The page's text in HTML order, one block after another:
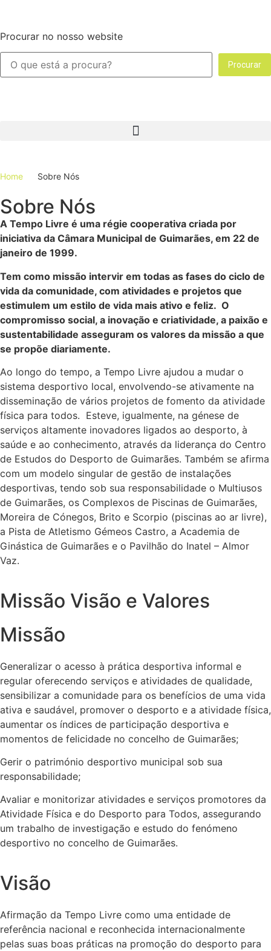
Procurar no nosso website
Procurar
Home Sobre Nós
Sobre Nós
A Tempo Livre é uma régie cooperativa criada por
iniciativa da Câmara Municipal de Guimarães, em 22 de
janeiro de 1999.
Tem como missão intervir em todas as fases do ciclo de
vida da comunidade, com atividades e projetos que
estimulem um estilo de vida mais ativo e feliz. O
compromisso social, a inovação e criatividade, a paixão e
sustentabilidade asseguram os valores da missão a que
se propõe diariamente.
Ao longo do tempo, a Tempo Livre ajudou a mudar o
sistema desportivo local, envolvendo-se ativamente na
disseminação de vários projetos de fomento da atividade
física para todos. Esteve, igualmente, na génese de
serviços altamente inovadores ligados ao desporto, à
saúde e ao conhecimento, através da liderança do Centro
de Estudos do Desporto de Guimarães. Também se afirma
com um modelo singular de gestão de instalações
desportivas, tendo sob sua responsabilidade o Multiusos
de Guimarães, os Complexos de Piscinas de Guimarães,
Moreira de Cónegos, Brito e Scorpio (piscinas ao ar livre),
a Pista de Atletismo Gémeos Castro, a Academia de
Ginástica de Guimarães e o Pavilhão do Inatel – Almor
Vaz.
Missão Visão e Valores
Missão
Generalizar o acesso à prática desportiva informal e
regular oferecendo serviços e atividades de qualidade,
sensibilizar a comunidade para os benefícios de uma vida
ativa e saudável, promover o desporto e a atividade física,
aumentar os índices de participação desportiva e
momentos de felicidade no concelho de Guimarães;
Gerir o património desportivo municipal sob sua
responsabilidade;
Avaliar e monitorizar atividades e serviços promotores da
Atividade Física e do Desporto para Todos, assegurando
um trabalho de investigação e estudo do fenómeno
desportivo no concelho de Guimarães.
Visão
Afirmação da Tempo Livre como uma entidade de
referência nacional e reconhecida internacionalmente
pelas suas boas práticas na promoção do desporto para